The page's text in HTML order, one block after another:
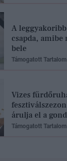
A
csapda,
bele
Támogatott Tartalom
Vizes
árulja el a
Támogatott Tartalom